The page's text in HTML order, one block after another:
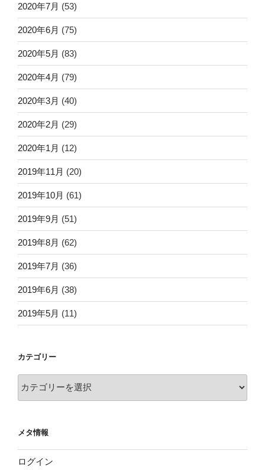
2020年7月 (53)
2020年6月 (75)
2020年5月 (83)
2020年4月 (79)
2020年3月 (40)
2020年2月 (29)
2020年1月 (12)
2019年11月 (20)
2019年10月 (61)
2019年9月 (51)
2019年8月 (62)
2019年7月 (36)
2019年6月 (38)
2019年5月 (11)
カテゴリー
テ
ー
メタ情報
ログイン